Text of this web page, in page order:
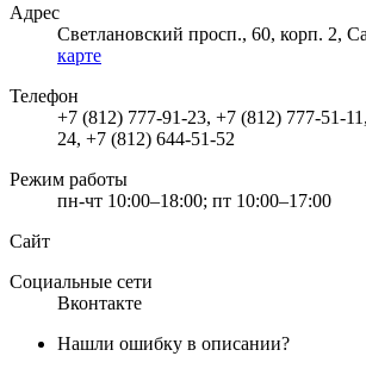
Адрес
Светлановский просп., 60, корп. 2,
карте
Телефон
+7 (812) 777-91-23, +7 (812) 777-51-
24, +7 (812) 644-51-52
Режим работы
пн-чт 10:00–18:00; пт 10:00–17:00
Сайт
Социальные сети
Вконтакте
Нашли ошибку в описании?